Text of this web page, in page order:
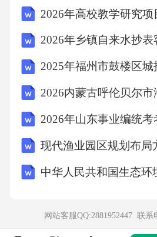
3、B【详解】251+76×4＝
乘法．故选B．4、C【分析
长，据此分别得到甲、乙图
比即可解答。【详解】甲图
的曲线部分，乙图的周长=长
分，甲图的周长=乙图的周长
“1”，平均分成6份，阴影部
解】根据分析可知，能表示
2026年高校教学研究项
现代渔业园区规划布局
网站客服QQ:2881952447 联系